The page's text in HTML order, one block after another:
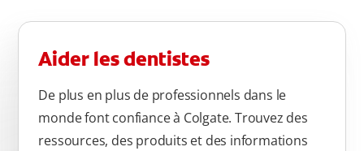
Aider les dentistes
De plus en plus de professionnels dans le
monde font confiance à Colgate. Trouvez des
ressources, des produits et des informations